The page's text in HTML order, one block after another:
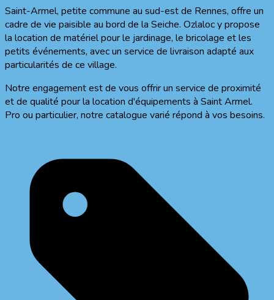
Saint-Armel, petite commune au sud-est de Rennes, offre un
cadre de vie paisible au bord de la Seiche. Ozlaloc y propose
la location de matériel pour le jardinage, le bricolage et les
petits événements, avec un service de livraison adapté aux
particularités de ce village.
Notre engagement est de vous offrir un service de proximité
et de qualité pour la location d'équipements à Saint Armel.
Pro ou particulier, notre catalogue varié répond à vos besoins.